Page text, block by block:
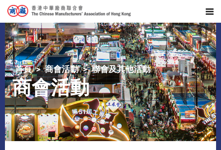
首頁 商會活動 聯會及其他活動
商會活動